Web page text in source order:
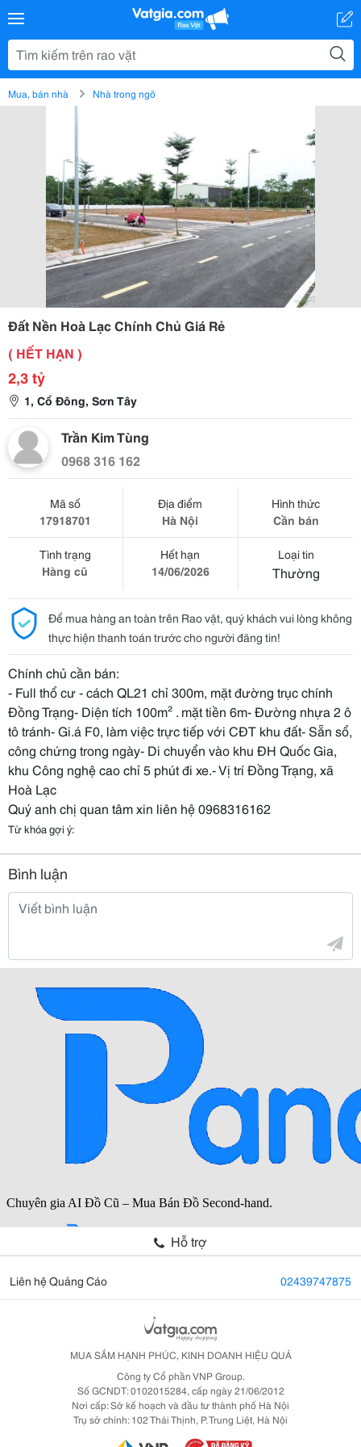
Mua, bán nhà Nhà trong ngõ
Đất Nền Hoà Lạc Chính Chủ Giá Rẻ
( HẾT HẠN )
2,3 tỷ
1, Cổ Đông, Sơn Tây
Trần Kim Tùng
0968 316 162
Mã số
17918701
Địa điểm
Hà Nội
Hình thức
Cần bán
Tình trạng
Hàng cũ
Hết hạn
14/06/2026
Loại tin
Thường
Để mua hàng an toàn trên Rao vặt, quý khách vui lòng không
thực hiện thanh toán trước cho người đăng tin!
Chính chủ cần bán:
- Full thổ cư - cách QL21 chỉ 300m, mặt đường trục chính
Đồng Trạng- Diện tích 100m² . mặt tiền 6m- Đường nhựa 2 ô
tô tránh- Gi.á F0, làm việc trực tiếp với CĐT khu đất- Sẵn sổ,
công chứng trong ngày- Di chuyển vào khu ĐH Quốc Gia,
khu Công nghệ cao chỉ 5 phút đi xe.- Vị trí Đồng Trạng, xã
Hoà Lạc
Quý anh chị quan tâm xin liên hệ 0968316162
Từ khóa gợi ý:
Bình luận
Hỗ trợ
Liên hệ Quảng Cáo 02439747875
MUA SẮM HẠNH PHÚC, KINH DOANH HIỆU QUẢ
Công ty Cổ phần VNP Group.
Số GCNDT: 0102015284, cấp ngày 21/06/2012
Nơi cấp: Sở kế hoạch và đầu tư thành phố Hà Nội
Trụ sở chính: 102 Thái Thịnh, P. Trung Liệt, Hà Nội